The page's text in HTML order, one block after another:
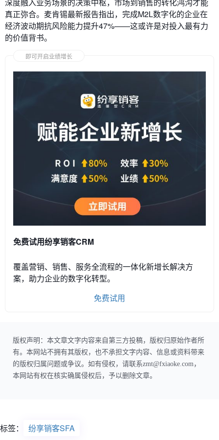
真正弥合。麦肯锡最新报告指出，完成M2L数字化的企业在
经济波动期抗风险能力提升47%——这或许是对投入最有力
的价值背书。
即可开启业绩增长
免费试用纷享销客CRM
覆盖营销、销售、服务全流程的一体化新增长解决方
案，助力企业的数字化转型。
免费试用
版权声明：本文章文字内容来自第三方投稿，版权归原始作者所
有。本网站不拥有其版权，也不承担文字内容、信息或资料带来
的版权归属问题或争议。如有侵权，请联系zmt@fxiaoke.com，
本网站有权在核实确属侵权后，予以删除文章。
标签： 纷享销客SFA